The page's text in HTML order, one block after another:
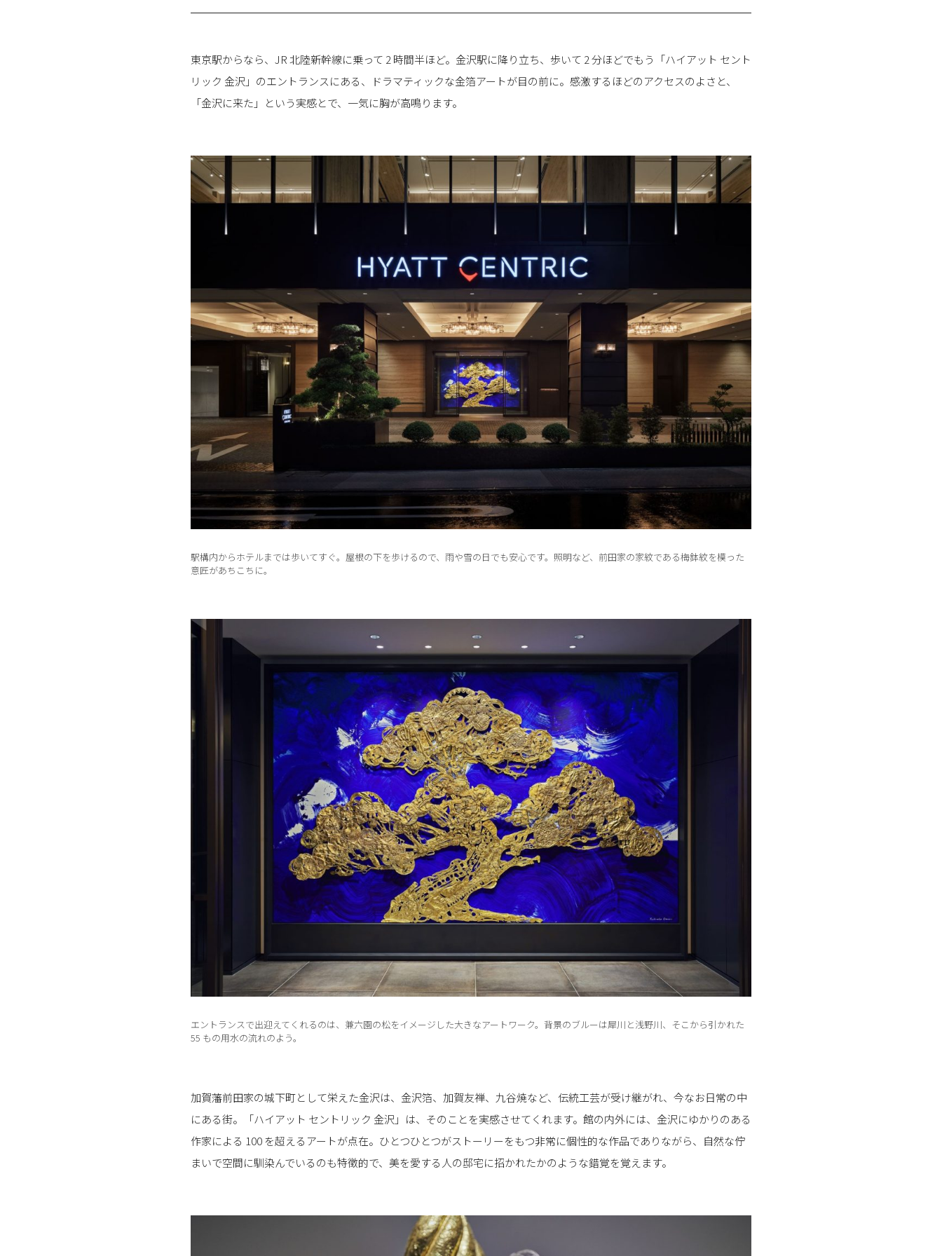
東京駅からなら、JR 北陸新幹線に乗って 2 時間半ほど。金沢駅に降り立ち、歩いて 2 分ほどでもう「ハイアット セント
リック 金沢」のエントランスにある、ドラマティックな金箔アートが目の前に。感激するほどのアクセスのよさと、
「金沢に来た」という実感とで、一気に胸が高鳴ります。
駅構内からホテルまでは歩いてすぐ。屋根の下を歩けるので、雨や雪の日でも安心です。照明など、前田家の家紋である梅鉢紋を模った
意匠があちこちに。
エントランスで出迎えてくれるのは、兼六園の松をイメージした大きなアートワーク。背景のブルーは犀川と浅野川、そこから引かれた
55 もの用水の流れのよう。
加賀藩前田家の城下町として栄えた金沢は、金沢箔、加賀友禅、九谷焼など、伝統工芸が受け継がれ、今なお日常の中
にある街。「ハイアット セントリック 金沢」は、そのことを実感させてくれます。館の内外には、金沢にゆかりのある
作家による 100 を超えるアートが点在。ひとつひとつがストーリーをもつ非常に個性的な作品でありながら、自然な佇
まいで空間に馴染んでいるのも特徴的で、美を愛する人の邸宅に招かれたかのような錯覚を覚えます。